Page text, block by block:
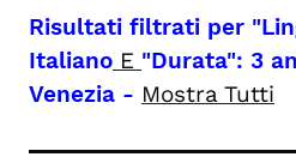
Risultati filtrati per
Italiano E "Durata": 3
Venezia - Mostra Tutti